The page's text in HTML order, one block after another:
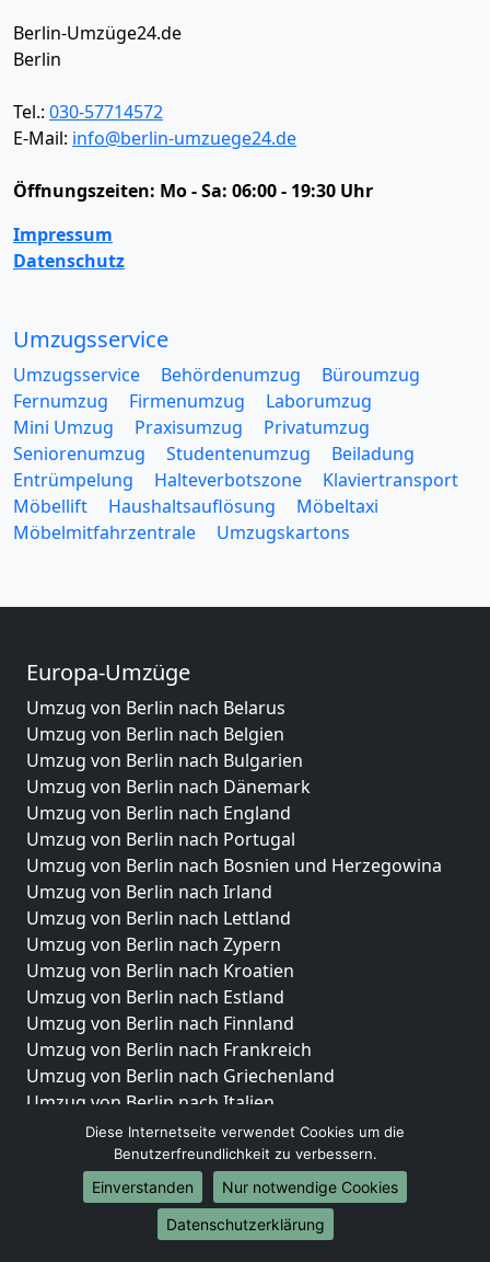
Berlin-Umzüge24.de
Berlin
Tel.: 030-57714572
E-Mail: info@berlin-umzuege24.de
Öffnungszeiten: Mo - Sa: 06:00 - 19:30 Uhr
Impressum
Datenschutz
Umzugsservice
Umzugsservice Behördenumzug
Büroumzug
Fernumzug
Firmenumzug
Laborumzug
Mini Umzug
Praxisumzug
Privatumzug
Seniorenumzug
Studentenumzug
Beiladung
Entrümpelung
Halteverbotszone
Klaviertransport
Möbellift
Haushaltsauflösung
Möbeltaxi
Möbelmitfahrzentrale
Umzugskartons
Europa-Umzüge
Umzug von Berlin nach Belarus
Umzug von Berlin nach Belgien
Umzug von Berlin nach Bulgarien
Umzug von Berlin nach Dänemark
Umzug von Berlin nach England
Umzug von Berlin nach Portugal
Umzug von Berlin nach Bosnien und Herzegowina
Umzug von Berlin nach Irland
Umzug von Berlin nach Lettland
Umzug von Berlin nach Zypern
Umzug von Berlin nach Kroatien
Umzug von Berlin nach Estland
Umzug von Berlin nach Finnland
Umzug von Berlin nach Frankreich
Umzug von Berlin nach Griechenland
Umzug von Berlin nach Italien
Umzug von Berlin nach Liechtenstein
Umzug von Berlin nach Luxemburg
Umzug von Berlin nach Niederlande
Umzug von Berlin nach Norwegen
Umzüge-Deutschlandweit
Diese Internetseite verwendet Cookies um die
Benutzerfreundlichkeit zu verbessern.
Einverstanden
Nur notwendige Cookies
Datenschutzerklärung